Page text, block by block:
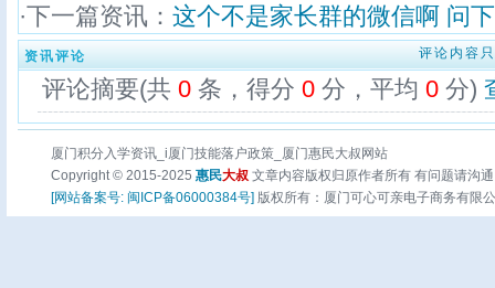
·下一篇资讯： 这个不是家长群的微信啊 问
资讯评论 评论内容
评论摘要(共 0 条，得分 0 分，平均 0 分)
厦门积分入学资讯_i厦门技能落户政策_厦门惠民大叔网站
Copyright © 2015-2025 惠民大叔 文章内容版权归原作者所有 有问题请沟
[网站备案号: 闽ICP备06000384号] 版权所有：厦门可心可亲电子商务有限